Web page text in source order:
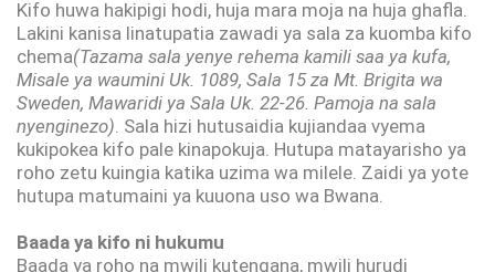
Kifo huwa hakipigi hodi, huja mara moja na huja ghafla.
Lakini kanisa linatupatia zawadi ya sala za kuomba kifo
chema(Tazama sala yenye rehema kamili saa ya kufa,
Misale ya waumini Uk. 1089, Sala 15 za Mt. Brigita wa
Sweden, Mawaridi ya Sala Uk. 22-26. Pamoja na sala
nyenginezo). Sala hizi hutusaidia kujiandaa vyema
kukipokea kifo pale kinapokuja. Hutupa matayarisho ya
roho zetu kuingia katika uzima wa milele. Zaidi ya yote
hutupa matumaini ya kuuona uso wa Bwana.
Baada ya kifo ni hukumu
Baada ya roho na mwili kutengana, mwili hurudi